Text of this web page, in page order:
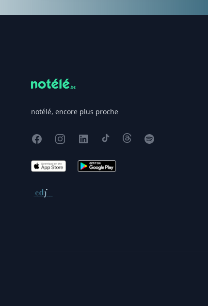
notélé, encore plus proche
FacebookInstagram
X TikTokThreadsSpotify
App Store Google Play
Conseil de déontologie journalistique